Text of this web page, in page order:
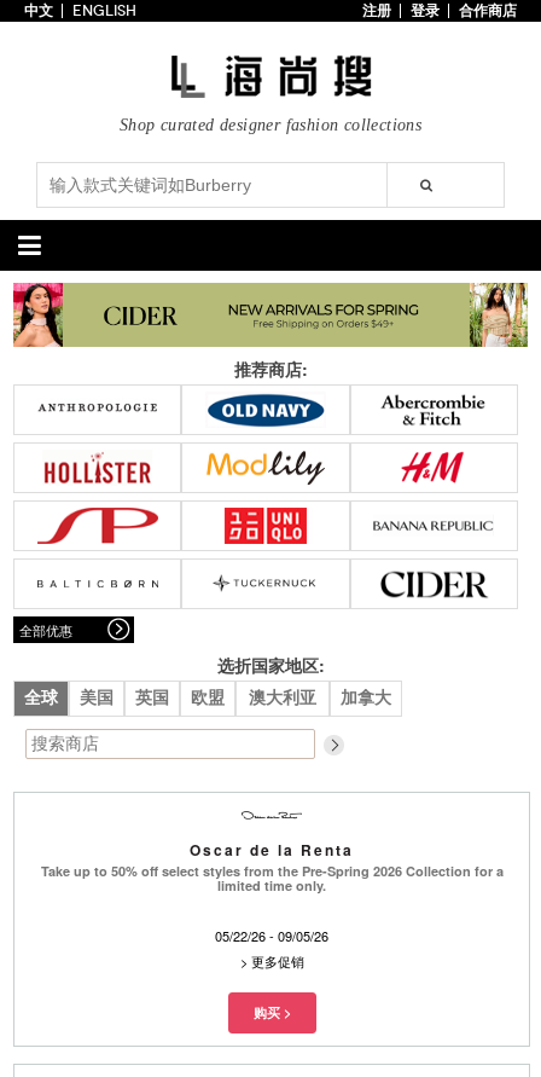
专辑
博客
上线新款
100美元以下
分类精选
包袋
手提包
手拿包
购物包
肩挎包
斜挎包
背包
上架新款
$100以下
$200以下
折扣
鞋履
高跟鞋
凉鞋
靴子
楔形鞋
平底鞋
休闲鞋
上架新款
$100以下
$200以下
折扣
配饰
腰带
围巾
小包
手表/珠宝
上架新款
$100以下
服装
连衣裙
裙子
大衣/夹克
上衣/毛线衣
上架新款
折扣
流行系列
著名品牌
流行品牌
新潮别致
悠闲运动
中文 ENGLISH 注册 登录 合作商店
Shop curated designer fashion collections
推荐商店:
全部优惠
选折国家地区:
全球 美国 英国 欧盟 澳大利亚 加拿大
Oscar de la Renta
Take up to 50% off select styles from the Pre-Spring 2026 Collection for a
limited time only.
05/22/26 - 09/05/26
> 更多促销